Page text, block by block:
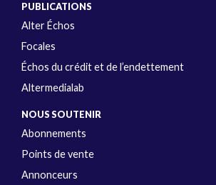
PUBLICATIONS
Alter Échos
Focales
Échos du crédit et de l’endettement
Altermedialab
NOUS SOUTENIR
Abonnements
Points de vente
Annonceurs